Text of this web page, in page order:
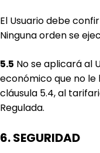
El Usuario debe
Ninguna orden se
5.5 No se aplicará al
económico que no
cláusula 5.4, al
Regulada.
6. SEGURIDAD